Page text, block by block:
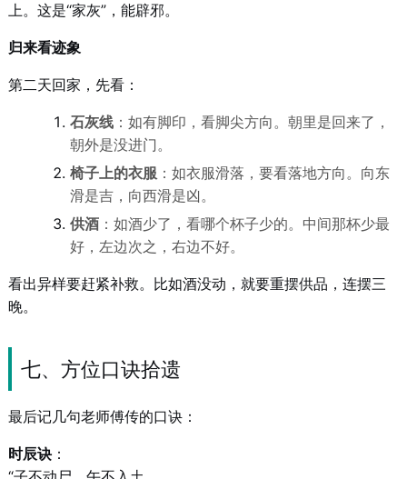
上。这是“家灰”，能辟邪。
归来看迹象
第二天回家，先看：
石灰线：如有脚印，看脚尖方向。朝里是回来了，
朝外是没进门。
椅子上的衣服：如衣服滑落，要看落地方向。向东
滑是吉，向西滑是凶。
供酒：如酒少了，看哪个杯子少的。中间那杯少最
好，左边次之，右边不好。
看出异样要赶紧补救。比如酒没动，就要重摆供品，连摆三
晚。
七、方位口诀拾遗
最后记几句老师傅传的口诀：
时辰诀：